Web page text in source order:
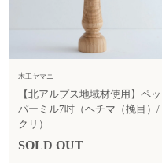
木工ヤマニ
【北アルプス地域材使用】ペッ
パーミル7吋（ヘチマ（挽目）/
クリ）
SOLD OUT